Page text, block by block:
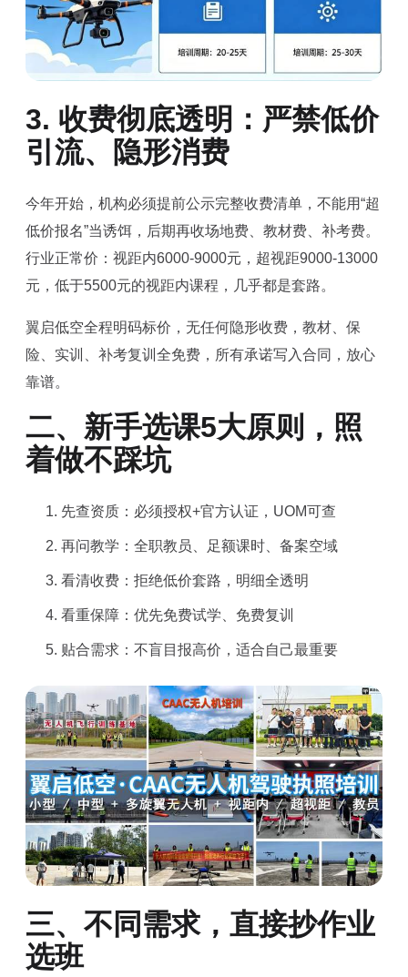
3. 收费彻底透明：严禁低价
引流、隐形消费
今年开始，机构必须提前公示完整收费清单，不能用“超
低价报名”当诱饵，后期再收场地费、教材费、补考费。
行业正常价：视距内6000-9000元，超视距9000-13000
元，低于5500元的视距内课程，几乎都是套路。
翼启低空全程明码标价，无任何隐形收费，教材、保
险、实训、补考复训全免费，所有承诺写入合同，放心
靠谱。
二、新手选课5大原则，照
着做不踩坑
1. 先查资质：必须授权+官方认证，UOM可查
2. 再问教学：全职教员、足额课时、备案空域
3. 看清收费：拒绝低价套路，明细全透明
4. 看重保障：优先免费试学、免费复训
5. 贴合需求：不盲目报高价，适合自己最重要
三、不同需求，直接抄作业
选班